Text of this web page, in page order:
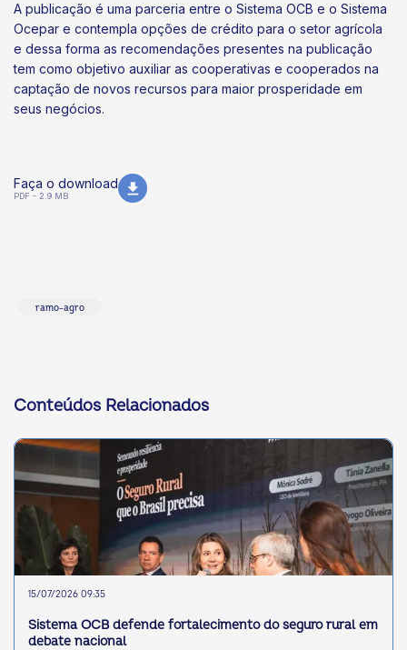
A publicação é uma parceria entre o Sistema OCB e o Sistema
Ocepar e contempla opções de crédito para o setor agrícola
e dessa forma as recomendações presentes na publicação
tem como objetivo auxiliar as cooperativas e cooperados na
captação de novos recursos para maior prosperidade em
seus negócios.
Faça o download
PDF - 2.9 MB
ramo-agro
Conteúdos Relacionados
15/07/2026 09:35
Sistema OCB defende fortalecimento do seguro rural em
debate nacional